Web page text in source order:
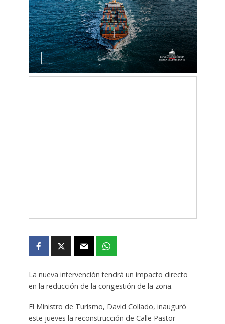
La nueva intervención tendrá un impacto directo
en la reducción de la congestión de la zona.
El Ministro de Turismo, David Collado, inauguró
este jueves la reconstrucción de Calle Pastor